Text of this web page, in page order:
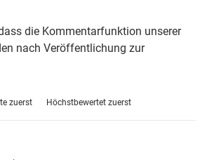
die Kommentarfunktion unserer
nach Veröffentlichung zur
zuerst Höchstbewertet zuerst